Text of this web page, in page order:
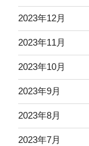
2023年12月
2023年11月
2023年10月
2023年9月
2023年8月
2023年7月